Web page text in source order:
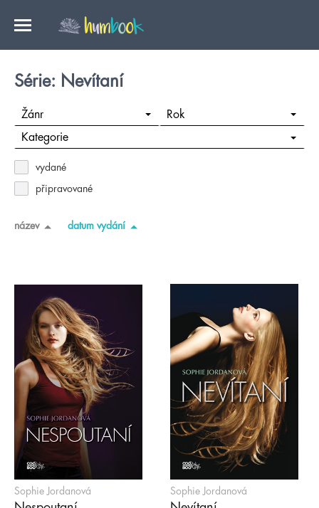
Série: Nevítaní
Žánr Rok
Kategorie
vydané
připravované
název datum vydání
Sophie Jordanová Sophie Jordanová